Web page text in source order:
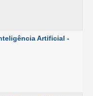
Artificial -